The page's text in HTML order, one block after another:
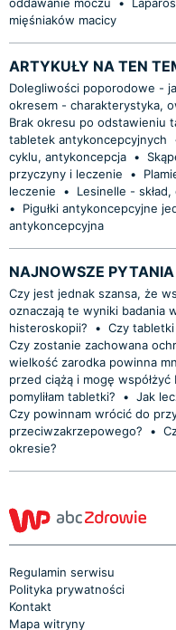
mięśniaków macicy
ARTYKUŁY NA TEN
Dolegliwości poporodowe -
okresem - charakterystyka,
Brak okresu po odstawieniu
tabletek antykoncepcyjnych
cyklu, antykoncepcja •
przyczyny i leczenie
•
leczenie
•
Lesinelle -
•
Pigułki antykoncepcyjne
antykoncepcyjna
NAJNOWSZE
Czy jest jednak szansa, że
oznaczają te wyniki badania
histeroskopii?
• Czy tabletki
Czy zostanie zachowana
wielkość zarodka powinna
przed ciążą i mogę
pomyliłam tabletki?
• Jak
Czy powinnam wrócić do
przeciwzakrzepowego?
•
okresie?
Regulamin serwisu
Polityka prywatności
Kontakt
Mapa witryny